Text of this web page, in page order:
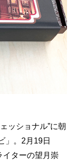
ッショナル”に朝
」。2月19日
イターの望月崇